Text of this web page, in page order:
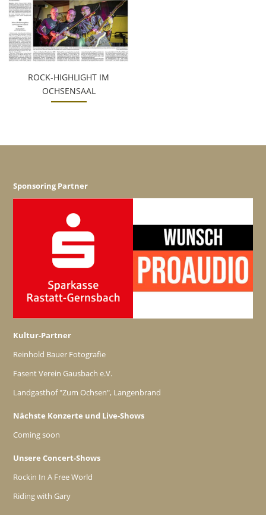
ROCK-HIGHLIGHT IM
OCHSENSAAL
Sponsoring Partner
Kultur-Partner
Reinhold Bauer Fotografie
Fasent Verein Gausbach e.V.
Landgasthof "Zum Ochsen", Langenbrand
Nächste Konzerte und Live-Shows
Coming soon
Unsere Concert-Shows
Rockin In A Free World
Riding with Gary